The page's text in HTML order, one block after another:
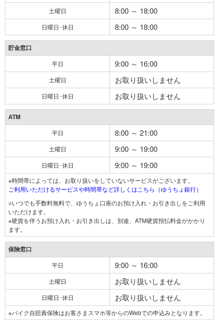
土曜日 8:00 ～ 18:00
日曜日･休日 8:00 ～ 18:00
貯金窓口
平日 9:00 ～ 16:00
土曜日 お取り扱いしません
日曜日･休日 お取り扱いしません
ATM
平日 8:00 ～ 21:00
土曜日 9:00 ～ 19:00
日曜日･休日 9:00 ～ 19:00
※時間帯によっては、お取り扱いをしていないサービスがございます。
ご利用いただけるサービスや時間帯など詳しくはこちら（ゆうちょ銀行）
○いつでも手数料無料で、ゆうちょ口座のお預け入れ・お引き出しをご利用
いただけます。
※硬貨を伴うお預け入れ・お引き出しは、別途、ATM硬貨預払料金がかかり
ます。
保険窓口
平日 9:00 ～ 16:00
土曜日 お取り扱いしません
日曜日･休日 お取り扱いしません
※バイク自賠責保険はお客さまスマホ等からのWebでの申込みとなります。